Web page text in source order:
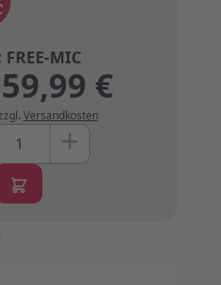
59,99 €
Versandkosten
+